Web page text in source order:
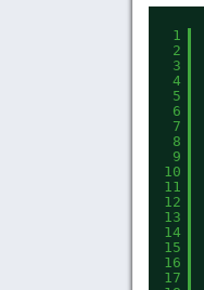
1
2
3
4
5
6
7
8
9
10
11
12
13
14
15
16
17